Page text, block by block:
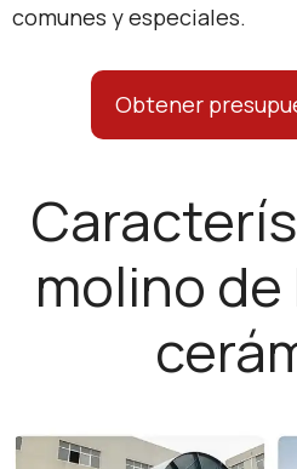
comunes y especiales.
Obtener
molino